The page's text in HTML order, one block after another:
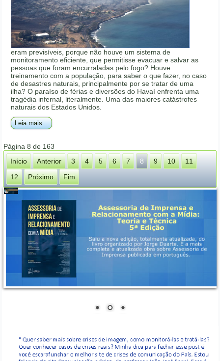
eram previsíveis, porque não houve um sistema de
monitoramento eficiente, que permitisse evacuar e salvar as
pessoas que foram encurraladas pelo fogo? Houve
treinamento com a população, para saber o que fazer, no caso
de desastres naturais, principalmente por se tratar de uma
ilha? O paraíso de férias e diversões do Havaí enfrenta uma
tragédia infernal, literalmente. Uma das maiores catástrofes
naturais dos Estados Unidos.
Leia mais...
Página 8 de 163
Início
Anterior 3 4 5 6 7 8 9 10
11
12
Próximo Fim